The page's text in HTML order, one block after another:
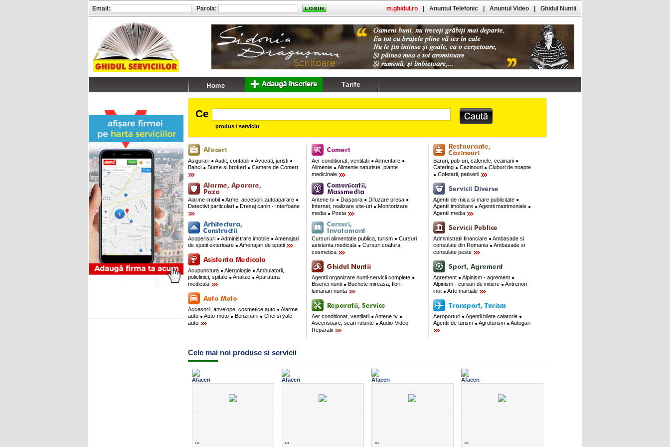
Ce
produs / serviciu
Asigurari Audit, contabili Avocati, juristi
Banci Burse si brokeri Camere de Comert
Alarme imobil Arme, accesorii autoaparare
Detectivi particulari Dresaj canin - Interfoane
Acoperisuri Administrare imobile Amenajari
de spatii exterioare Amenajari de spatii
Acupunctura Alergologie Ambulatorii,
policlinici, spitale Analize
Aparatura
medicala
Accesorii, anvelope, cosmetice auto Alarme
auto Auto-moto Benzinarii
Chei si yale
auto
Aer conditionat, ventilatii Alimentare
Alimente
Alimente naturiste, plante
medicinale
Antene tv Diaspora Difuzare presa
Internet, realizare site-uri
Monitorizare
media
Posta
Cursuri alimentatie publica, turism Cursuri
asistenta medicala
Cursuri coafura,
cosmetica
Agentii organizare nunti-servicii complete
Biserici nunti
Buchete mireasa, flori,
lumanari nunta
Aer conditionat, ventilatii Antene tv
Ascensoare, scari rulante
Audio-Video
Reparatii
Baruri, pub-uri, cafenele, ceainarii
Catering Cazinouri
Cluburi de noapte
Cofetarii, patiserii
Agentii de mica si mare publicitate
Agentii imobiliare
Agentii matrimoniale
Agentii media
Administratii financiare Ambasade si
consulate din Romania
Ambasade si
consulate peste
Agrement Alpinism - agrement
Alpinism - cursuri de initiere
Antrenori
inot
Arte martiale
Aeroporturi Agentii bilete calatorie
Agentii de turism Agroturism Autogari
Cele mai noi produse si servicii
... ... ... ...
Email: Parola: m.ghidul.ro Anuntul Telefonic Anuntul Video Ghidul Nuntii
Tarife